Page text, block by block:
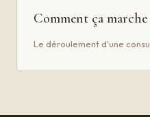
Comment ça marche
Le déroulement d'une